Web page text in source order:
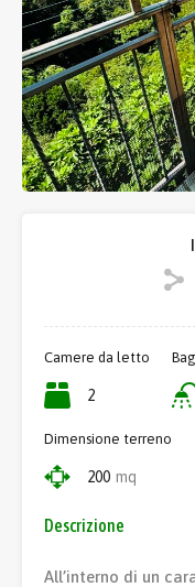
Camere da letto
2
Dimensione terreno
200 mq
Descrizione
All’interno di un